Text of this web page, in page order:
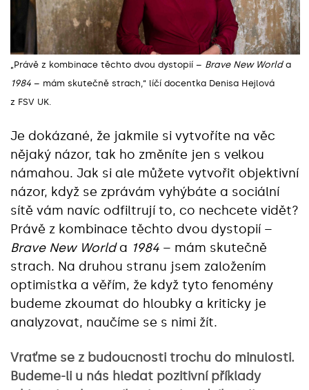
„Právě z kombinace těchto dvou dystopií – Brave New Worlda
1984 – mám skutečně strach,“ líčí docentka Denisa Hejlová
z FSV UK.
Je dokázané, že jakmile si vytvoříte na věc
nějaký názor, tak ho změníte jen s velkou
námahou. Jak si ale můžete vytvořit objektivní
názor, když se zprávám vyhýbáte a sociální
sítě vám navíc odfiltrují to, co nechcete vidět?
Právě z kombinace těchto dvou dystopií –
Brave New Worlda 1984 – mám skutečně
strach. Na druhou stranu jsem založením
optimistka a věřím, že když tyto fenomény
budeme zkoumat do hloubky a kriticky je
analyzovat, naučíme se s nimi žít.
Vraťme se z budoucnosti trochu do minulosti.
Budeme-li u nás hledat pozitivní příklady